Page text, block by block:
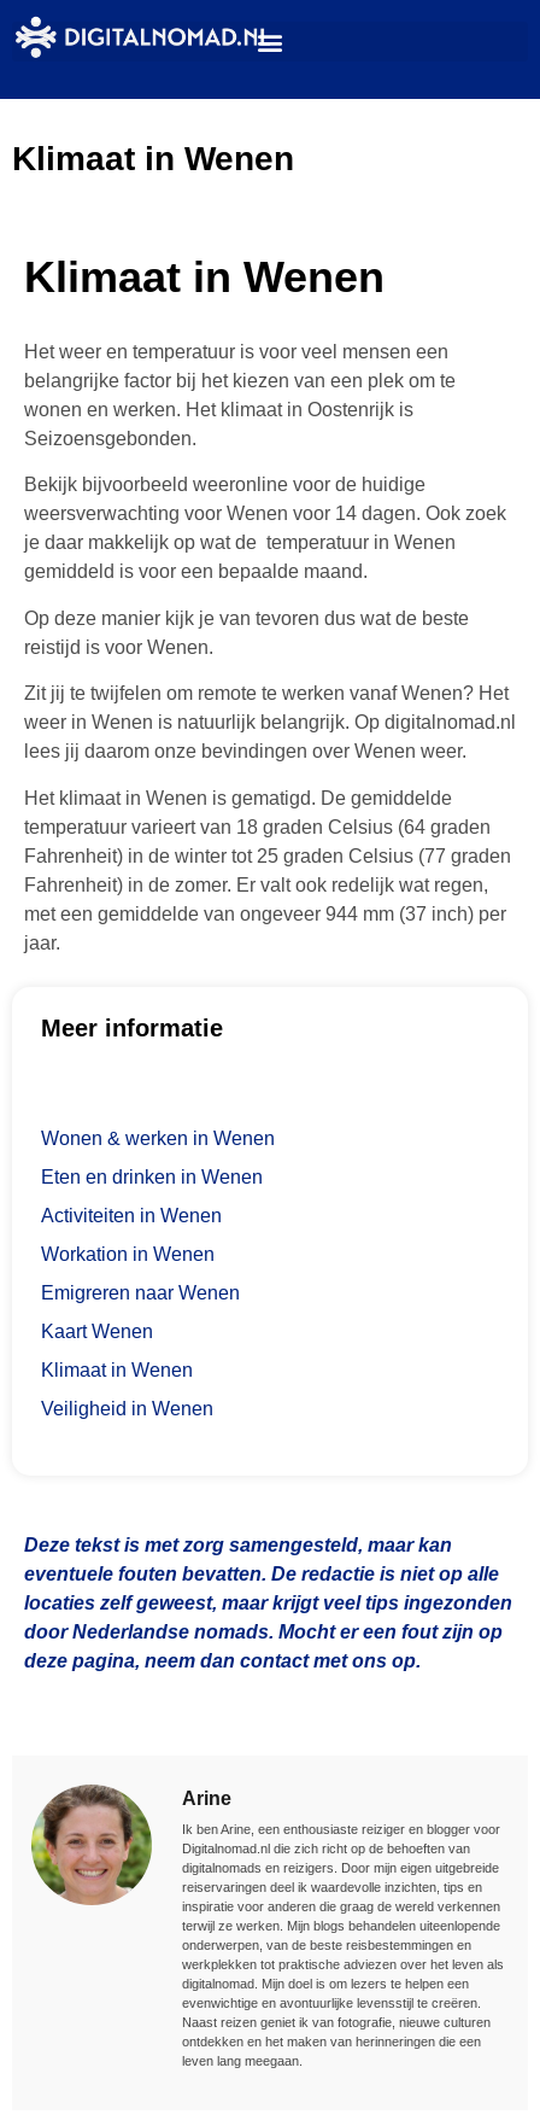
Klimaat in Wenen
Klimaat in Wenen
Het weer en temperatuur is voor veel mensen een
belangrijke factor bij het kiezen van een plek om te
wonen en werken. Het klimaat in Oostenrijk is
Seizoensgebonden.
Bekijk bijvoorbeeld weeronline voor de huidige
weersverwachting voor Wenen voor 14 dagen. Ook zoek
je daar makkelijk op wat de temperatuur in Wenen
gemiddeld is voor een bepaalde maand.
Op deze manier kijk je van tevoren dus wat de beste
reistijd is voor Wenen.
Zit jij te twijfelen om remote te werken vanaf Wenen? Het
weer in Wenen is natuurlijk belangrijk. Op digitalnomad.nl
lees jij daarom onze bevindingen over Wenen weer.
Het klimaat in Wenen is gematigd. De gemiddelde
temperatuur varieert van 18 graden Celsius (64 graden
Fahrenheit) in de winter tot 25 graden Celsius (77 graden
Fahrenheit) in de zomer. Er valt ook redelijk wat regen,
met een gemiddelde van ongeveer 944 mm (37 inch) per
jaar.
Meer informatie
Wonen & werken in Wenen
Eten en drinken in Wenen
Activiteiten in Wenen
Workation in Wenen
Emigreren naar Wenen
Kaart Wenen
Klimaat in Wenen
Veiligheid in Wenen
Deze tekst is met zorg samengesteld, maar kan
eventuele fouten bevatten. De redactie is niet op alle
locaties zelf geweest, maar krijgt veel tips ingezonden
door Nederlandse nomads. Mocht er een fout zijn op
deze pagina, neem dan contact met ons op.
Arine
Ik ben Arine, een enthousiaste reiziger en blogger voor
Digitalnomad.nl die zich richt op de behoeften van
digitalnomads en reizigers. Door mijn eigen uitgebreide
reiservaringen deel ik waardevolle inzichten, tips en
inspiratie voor anderen die graag de wereld verkennen
terwijl ze werken. Mijn blogs behandelen uiteenlopende
onderwerpen, van de beste reisbestemmingen en
werkplekken tot praktische adviezen over het leven als
digitalnomad. Mijn doel is om lezers te helpen een
evenwichtige en avontuurlijke levensstijl te creëren.
Naast reizen geniet ik van fotografie, nieuwe culturen
ontdekken en het maken van herinneringen die een
leven lang meegaan.